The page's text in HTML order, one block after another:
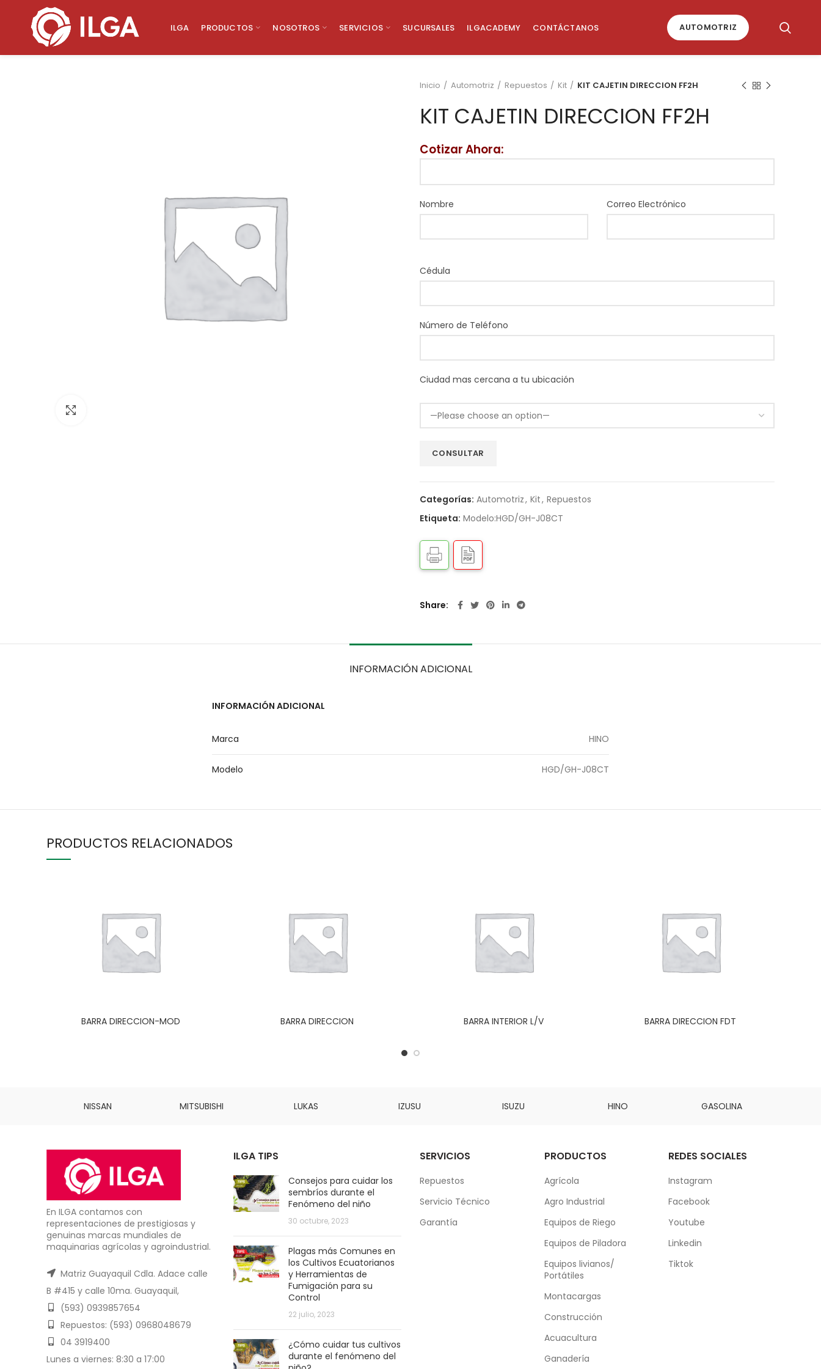
ILGA PRODUCTOS NOSOTROS SERVICIOS SUCURSALES ILGACADEMY CONTÁCTANOS AUTOMOTRIZ
Inicio Automotriz Repuestos Kit KIT CAJETIN DIRECCION FF2H
KIT CAJETIN DIRECCION FF2H
Cotizar Ahora:
Nombre Correo Electrónico
Cédula
Número de Teléfono
Ciudad mas cercana a tu ubicación
Categorías: Automotriz, Kit, Repuestos
Etiqueta: Modelo:HGD/GH-J08CT
Share
INFORMACIÓN ADICIONAL
INFORMACIÓN ADICIONAL
Marca HINO
Modelo HGD/GH-J08CT
PRODUCTOS RELACIONADOS
BARRA DIRECCION-MOD BARRA DIRECCION BARRA INTERIOR L/V BARRA DIRECCION FDT
NISSAN MITSUBISHI LUKAS IZUSU ISUZU HINO GASOLINA
En ILGA contamos con
representaciones de prestigiosas y
genuinas marcas mundiales de
maquinarias agrícolas y agroindustrial.
Matriz Guayaquil Cdla. Adace calle
B #415 y calle 10ma. Guayaquil,
(593) 0939857654
Repuestos: (593) 0968048679
04 3919400
Lunes a viernes: 8:30 a 17:00
ILGA TIPS
Consejos para cuidar los
sembríos durante el
Fenómeno del niño
30 octubre, 2023
Plagas más Comunes en
los Cultivos Ecuatorianos
y Herramientas de
Fumigación para su
Control
22 julio, 2023
¿Cómo cuidar tus cultivos
durante el fenómeno del
SERVICIOS
Repuestos
Servicio Técnico
Garantía
PRODUCTOS
Agrícola
Agro Industrial
Equipos de Riego
Equipos de Piladora
Equipos livianos/
Portátiles
Montacargas
Construcción
Acuacultura
Ganadería
REDES SOCIALES
Instagram
Facebook
Youtube
Linkedin
Tiktok